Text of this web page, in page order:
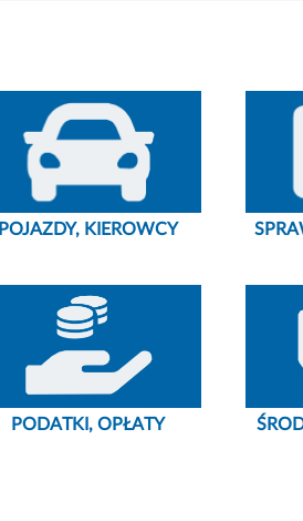
POJAZDY, KIEROWCY
PODATKI, OPŁATY